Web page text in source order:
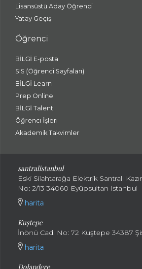
Lisansüstü Aday Öğrenci
Yatay Geçiş
Öğrenci
BİLGİ E-posta
SIS (Öğrenci Sayfaları)
BİLGİ Learn
Prep Online
BİLGİ Talent
Öğrenci İşleri
Akademik Takvimler
santralistanbul
Eski Silahtarağa Elektrik Santralı
No: 2/13 34060 Eyüpsultan İstanbul
harita
Kuştepe
İnönü Cad. No: 72 Kuştepe 34387
harita
Dolapdere